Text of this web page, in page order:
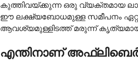
കുത്തിവയ്ക്കുന്ന ഒരു വ്യക്തമായ
ഈ ലക്ഷ്യബോധമുള്ള സമീപനം
ആവശ്യമുള്ളിടത്ത് മരുന്ന്
എന്തിനാണ്